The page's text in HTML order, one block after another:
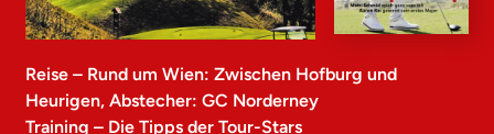
Reise – Rund um Wien: Zwischen Hofburg und
Heurigen, Abstecher: GC Norderney
Training – Die Tipps der Tour-Stars